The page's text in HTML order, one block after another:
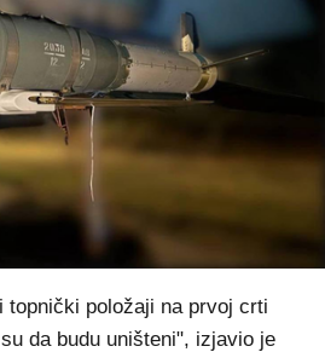
položaji na prvoj crti
da budu uništeni", izjavio je